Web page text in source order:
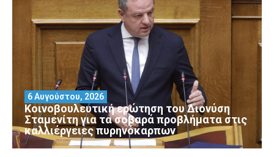
Κοινοβουλευτική ερώτηση του Διονύση
Σταμενίτη για τα σοβαρά προβλήματα στις
καλλιέργειες πυρηνόκαρπων
6 Αυγούστου, 2026